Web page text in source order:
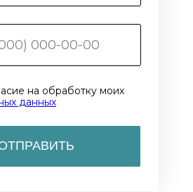
на обработку моих
данных